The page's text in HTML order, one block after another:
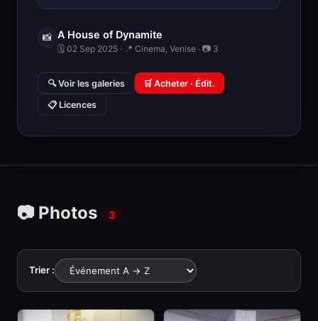
📸 A House of Dynamite
🗓 02 Sep 2025 · 📍 Cinema, Venise · 📷 3
🔍 Voir les galeries 🛒 Acheter · Édit.
📋 Licences
📷 Photos 3
Trier :